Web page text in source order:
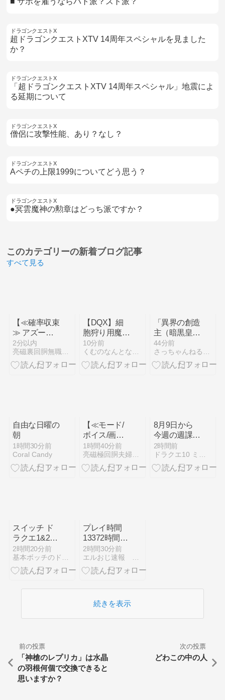
ドラゴンクエストX
超ドラゴンクエストXTV 14周年スペシャルを見ました
か？
ドラゴンクエストX
「超ドラゴンクエストXTV 14周年スペシャル」地震によ
る延期について
ドラゴンクエストX
僧侶に攻撃性能、あり？なし？
ドラゴンクエストX
Aペチの上限1999についてどう思う？
ドラゴンクエストX
●冥雲魔神の勲章はどっち派ですか？
このカテゴリーの新着ブログ記事
すべて見る
【≪確率収束
≫ アズール
レーン『海戦
ボーナス中に
強レア役』引
2分以内
【DQX】細
胞狩り用魔剣
士、すばやさ
800超えてい
るお話、他、
10分前
「異界の創造
主（暗黒皇帝
ガナサダ
イ）」が開催
されました！
44分前
自由な日曜の
朝
1時間30分前
Coral Candy
【≪モード/
ボイス/画面/
朝一≫ から
くりサーカス
2『設定6挙
1時間40分前
8月9日から
今週の週課
テンの日、レ
グナード
TA、転生モ
2時間前
スイッチ ド
ラクエ1&2を
買う
2時間20分前
プレイ時間
13372時間、
70代冒険者
「じんぞう」
さんの思い出
こり「ドラク
エ版 光のお
父さんだ」
2時間30分前
続きを表示
前の投票
「神槍のレプリカ」は水晶
の羽根何個で交換できると
思いますか？
次の投票
どわこの中の人